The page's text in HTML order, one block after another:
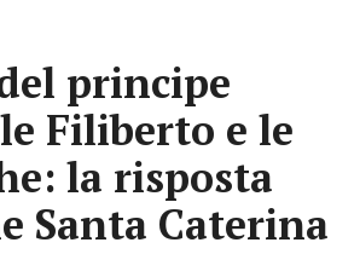
principe
Filiberto e le
la risposta
Santa Caterina